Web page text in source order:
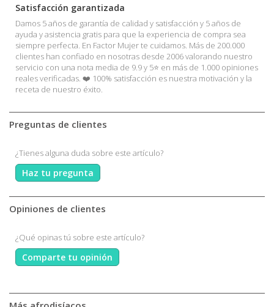
Satisfacción garantizada
Damos 5 años de garantía de calidad y satisfacción y 5 años de
ayuda y asistencia gratis para que la experiencia de compra sea
siempre perfecta. En Factor Mujer te cuidamos. Más de 200.000
clientes han confiado en nosotras desde 2006 valorando nuestro
servicio con una nota media de 9.9 y 5⭐ en más de 1.000 opiniones
reales verificadas. ❤️ 100% satisfacción es nuestra motivación y la
receta de nuestro éxito.
Preguntas de clientes
¿Tienes alguna duda sobre este artículo?
Haz tu pregunta
Opiniones de clientes
¿Qué opinas tú sobre este artículo?
Comparte tu opinión